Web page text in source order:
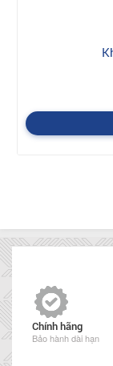
Chính hãng
Bảo hành dài hạn